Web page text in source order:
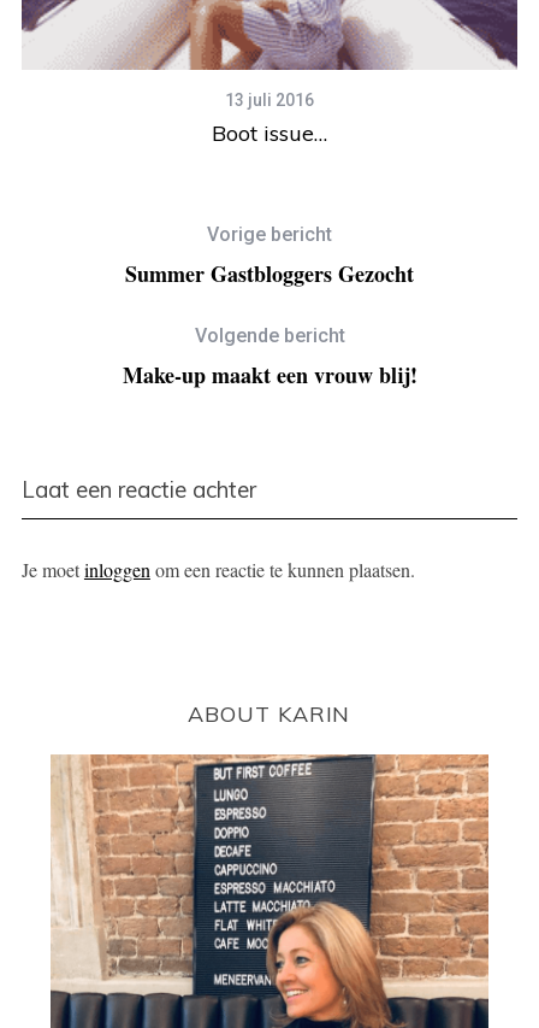
13 juli 2016
Boot issue…
Vorige bericht
Summer Gastbloggers Gezocht
Volgende bericht
Make-up maakt een vrouw blij!
Laat een reactie achter
Je moetinloggen om een reactie te kunnen plaatsen.
ABOUT KARIN